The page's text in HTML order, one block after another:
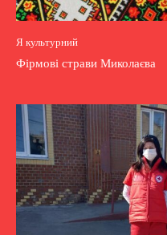
Я культурний
Фірмові страви Миколаєва